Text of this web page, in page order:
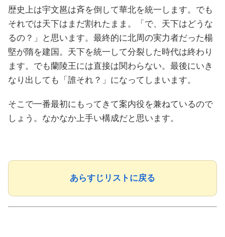
歴史上は宇文邕は斉を倒して華北を統一します。でも
それでは天下はまだ割れたまま。「で、天下はどうな
るの？」と思います。最終的に北周の実力者だった楊
堅が隋を建国。天下を統一して分裂した時代は終わり
ます。でも蘭陵王には直接は関わらない。最後にいき
なり出しても「誰それ？」になってしまいます。
そこで一番最初にもってきて案内役を兼ねているので
しょう。なかなか上手い構成だと思います。
あらすじリストに戻る